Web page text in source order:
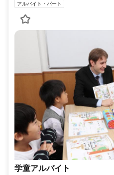
アルバイト・パート
学童アルバイト